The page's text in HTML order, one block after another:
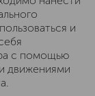
и
с помощью
движениями